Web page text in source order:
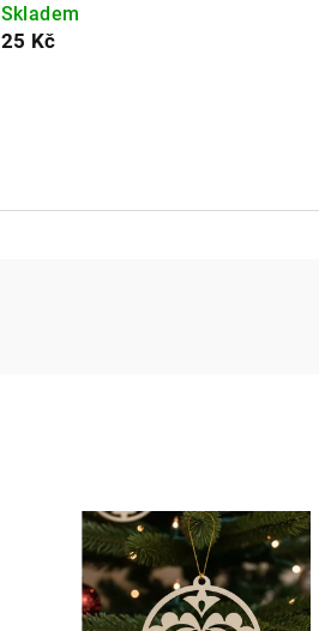
Skladem
25 Kč